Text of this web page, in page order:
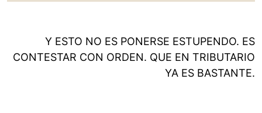
Y ESTO NO ES PONERSE ESTUPENDO. ES
CONTESTAR CON ORDEN. QUE EN TRIBUTARIO
YA ES BASTANTE.